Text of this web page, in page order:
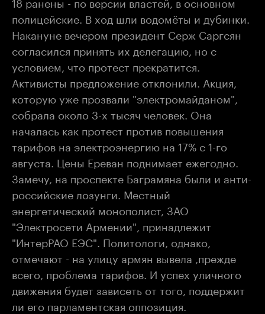
полицейские. В ход шли водомёты и дубинки.
Накануне вечером президент Серж Саргсян
согласился принять их делегацию, но с
условием, что протест прекратится.
Активисты предложение отклонили. Акция,
которую уже прозвали "электромайданом",
собрала около 3-х тысяч человек. Она
началась как протест против повышения
тарифов на электроэнергию на 17% с 1-го
августа. Цены Ереван поднимает ежегодно.
Замечу, на проспекте Баграмяна были и анти-
российские лозунги. Местный
энергетический монополист, ЗАО
"Электросети Армении", принадлежит
"ИнтерРАО ЕЭС". Политологи, однако,
отмечают - на улицу армян вывела ,прежде
всего, проблема тарифов. И успех уличного
движения будет зависеть от того, поддержит
ли его парламентская оппозиция.